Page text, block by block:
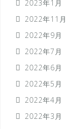
2023年1月
2022年11月
2022年9月
2022年7月
2022年6月
2022年5月
2022年4月
2022年3月